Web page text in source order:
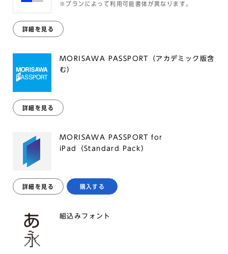
※プランによって利用可能書体が異なります。
詳細を見る
MORISAWA PASSPORT（アカデミック版含
む）
詳細を見る
MORISAWA PASSPORT for
iPad（Standard Pack）
詳細を見る 購入する
組込みフォント